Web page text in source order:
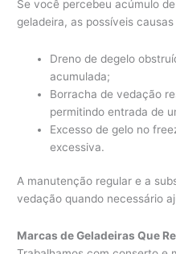
Se você percebeu acúmulo
geladeira, as possíveis causas
Dreno de degelo
acumulada;
Borracha de vedação
permitindo entrada de
Excesso de gelo no
excessiva.
A manutenção regular e a
vedação quando necessário
Marcas de Geladeiras Que